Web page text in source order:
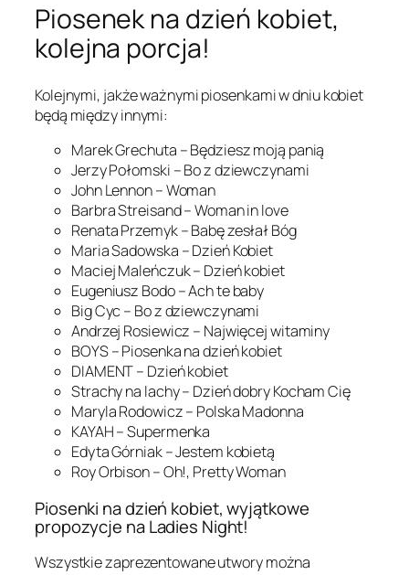
Piosenek na dzień kobiet,
kolejna porcja!
Kolejnymi, jakże ważnymi piosenkami w dniu kobiet
będą między innymi:
Marek Grechuta – Będziesz moją panią
Jerzy Połomski – Bo z dziewczynami
John Lennon – Woman
Barbra Streisand – Woman in love
Renata Przemyk – Babę zesłał Bóg
Maria Sadowska – Dzień Kobiet
Maciej Maleńczuk – Dzień kobiet
Eugeniusz Bodo – Ach te baby
Big Cyc – Bo z dziewczynami
Andrzej Rosiewicz – Najwięcej witaminy
BOYS – Piosenka na dzień kobiet
DIAMENT – Dzień kobiet
Strachy na lachy – Dzień dobry Kocham Cię
Maryla Rodowicz – Polska Madonna
KAYAH – Supermenka
Edyta Górniak – Jestem kobietą
Roy Orbison – Oh!, Pretty Woman
Piosenki na dzień kobiet, wyjątkowe
propozycje na Ladies Night!
Wszystkie zaprezentowane utwory można